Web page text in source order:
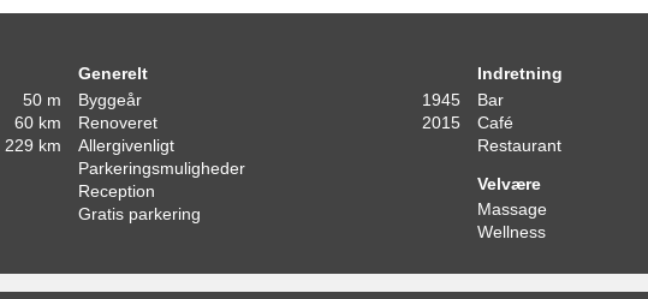
50 m
60 km
229 km
Generelt
Byggeår
1945
Renoveret
2015
Allergivenligt
Parkeringsmuligheder
Reception
Gratis parkering
Indretning
Bar
Café
Restaurant
Velvære
Massage
Wellness